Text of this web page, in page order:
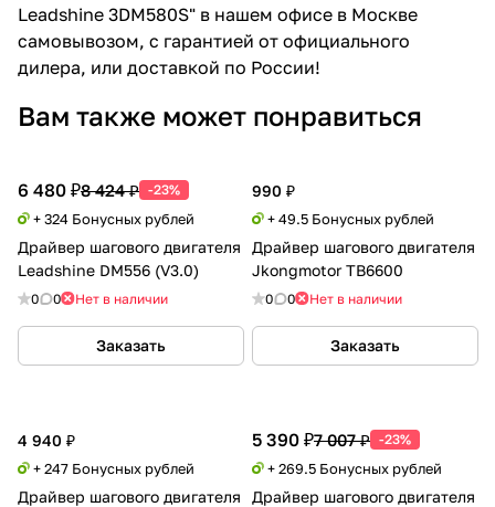
Leadshine 3DM580S" в нашем офисе в Москве
самовывозом, с гарантией от официального
дилера, или доставкой по России!
Вам также может понравиться
6 480 ₽8 424 ₽ -23%
+ 324 Бонусных рублей
Драйвер шагового двигателя
Leadshine DM556 (V3.0)
0 0 Нет в наличии
Заказать
990 ₽
+ 49.5 Бонусных рублей
Драйвер шагового двигателя
Jkongmotor TB6600
0 0 Нет в наличии
Заказать
5 390 ₽7 007 ₽ -23%
+ 269.5 Бонусных рублей
Драйвер шагового двигателя
4 940 ₽
+ 247 Бонусных рублей
Драйвер шагового двигателя